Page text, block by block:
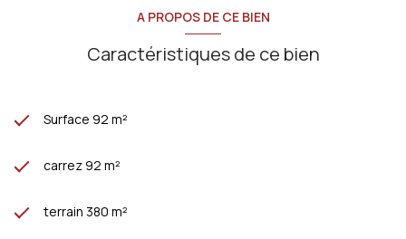
A PROPOS DE CE BIEN
Caractéristiques de ce bien
Surface 92 m²
carrez 92 m²
terrain 380 m²